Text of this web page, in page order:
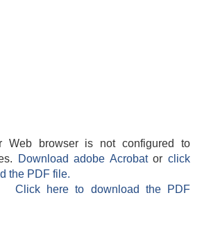
Web browser is not configured to
Download adobe Acrobatorclick
the PDF file.
Click here to download the PDF